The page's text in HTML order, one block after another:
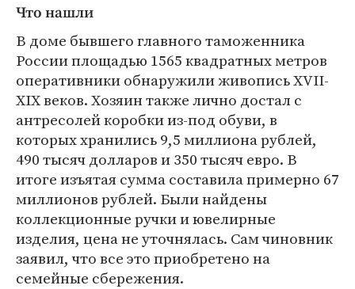
Что нашли
В доме бывшего главного таможенника
России площадью 1565 квадратных метров
оперативники обнаружили живопись XVII-
XIX веков. Хозяин также лично достал с
антресолей коробки из-под обуви, в
которых хранились 9,5 миллиона рублей,
490 тысяч долларов и 350 тысяч евро. В
итоге изъятая сумма составила примерно 67
миллионов рублей. Были найдены
коллекционные ручки и ювелирные
изделия, цена не уточнялась. Сам чиновник
заявил, что все это приобретено на
семейные сбережения.